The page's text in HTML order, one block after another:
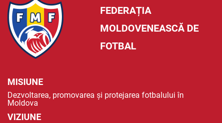
FEDERAȚIA
MOLDOVENEASCĂ DE
FOTBAL
MISIUNE
Dezvoltarea, promovarea și protejarea fotbalului în
Moldova
VIZIUNE